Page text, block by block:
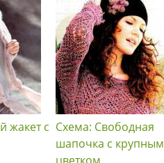
жакет с Схема: Свободная
шапочка с крупным